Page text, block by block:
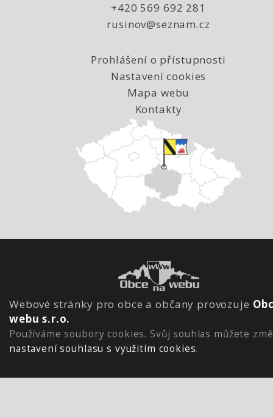
+420 569 692 281
rusinov@seznam.cz
Prohlášení o přístupnosti
Nastavení cookies
Mapa webu
Kontakty
Webové stránky pro obce a občany provozuje
webu s.r.o.
Používáme soubory cookies. Svůj souhlas můžete
nastavení souhlasu s využitím cookies.